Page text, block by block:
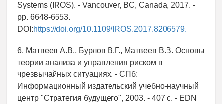
Systems (IROS). - Vancouver, BC, Canada, 2017. -
pp. 6648-6653.
DOI:https://doi.org/10.1109/IROS.2017.8206579.
6. Матвеев А.В., Бурлов В.Г., Матвеев В.В. Основы
теории анализа и управления риском в
чрезвычайных ситуациях. - СПб:
Информационный издательский учебно-научный
центр "Стратегия будущего", 2003. - 407 с. - EDN